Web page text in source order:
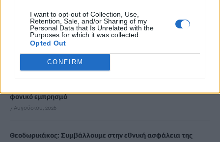
I want to opt-out of Collection, Use,
Retention, Sale, and/or Sharing of my
Personal Data that Is Unrelated with the
Purposes for which it was collected.
Opted Out
CONFIRM
Κουνούπια: Σε εξέλιξη το πρόγραμμα καταπολέμησης στην
Κρήτη – Πώς μπορούν να ενημερώνονται και να συμμετέχουν
οι πολίτες
7 Αυγούστου, 2026
φονικό εμπρησμό
7 Αυγούστου, 2026
Θεοδωρικάκος: Συμβάλλουμε στην εθνική ασφάλεια της